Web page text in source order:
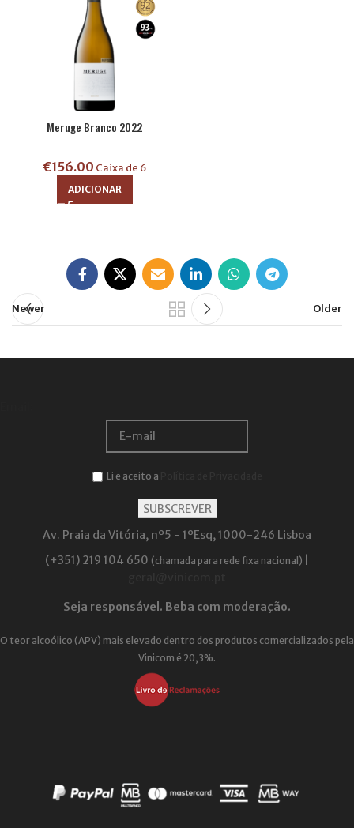
Meruge Branco 2022
€156.00 Caixa de 6
ADICIONAR
Newer Older
Li e aceito a
Av. Praia da Vitória, nº5 - 1ºEsq, 1000-246 Lisboa
(+351) 219 104 650 (chamada para rede fixa nacional)
Seja responsável. Beba com moderação.
O teor alcoólico (APV) mais elevado dentro dos produtos comercializados pela
Vinicom é 20,3%.